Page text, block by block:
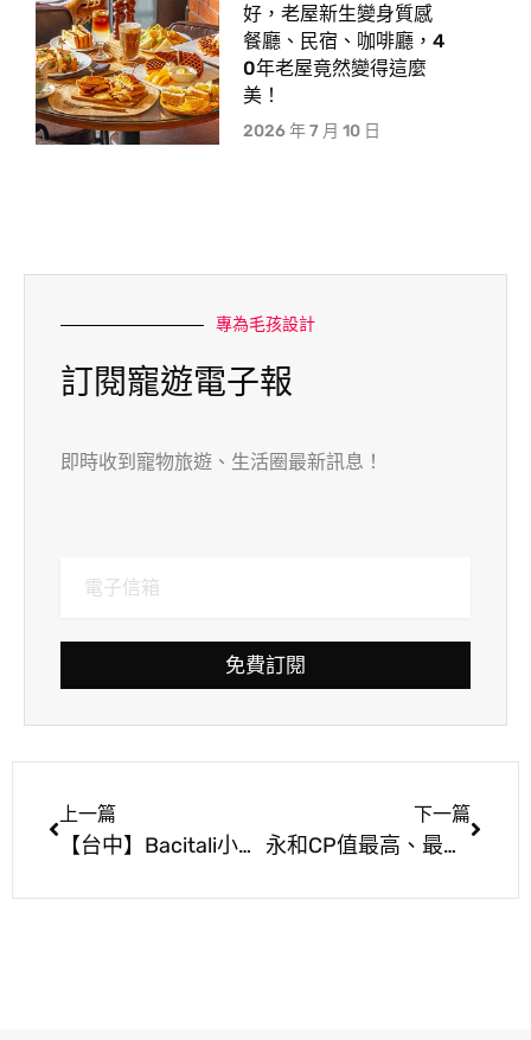
好，老屋新生變身質感
餐廳、民宿、咖啡廳，4
0年老屋竟然變得這麼
美！
2026 年 7 月 10 日
專為毛孩設計
訂閱寵遊電子報
即時收到寵物旅遊、生活圈最新訊息！
免費訂閱
上一篇
【台中】Bacitali小義大利 浪漫粉紅城堡既豪華又唯美的市區莊園餐廳
下一篇
永和CP值最高、最好吃的牛奶鍋，雙人海陸套餐只要799，週年慶再加碼送日本A5和牛，錯過這檔真的會後悔….